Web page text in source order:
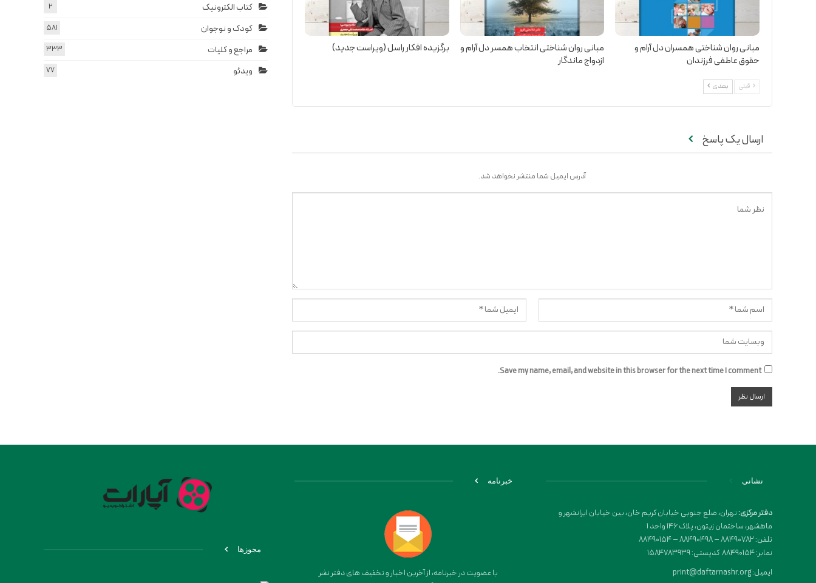
مبانی روان شناختی همسران دل آرام و
حقوق عاطفی فرزندان
مبانی روان شناختی انتخاب همسر دل آرام و
ازدواج ماندگار
برگزیده افکار راسل (ویراست جدید)
قبلی بعدی
ارسال یک پاسخ
آدرس ایمیل شما منتشر نخواهد شد.
Save my name, email, and website in this browser for the next time I comment.
کتاب الکترونیک 2
کودک و نوجوان 581
مراجع و کلیات 333
ویدئو 77
نشانی
دفتر مرکزی:تهران، ضلع جنوبی خیابان کریم خان، بین خیابان ایرانشهر و
ماهشهر، ساختمان زیتون، پلاک 146 واحد 1
تلفن: 88490782 – 88490498 – 88490154
نمابر: 88490154 کدپستی: 1584783939
ایمیل: print@daftarnashr.org
خبرنامه
با عضویت در خبرنامه، از آخرین اخبار و تخفیف های دفتر نشر
مجوزها